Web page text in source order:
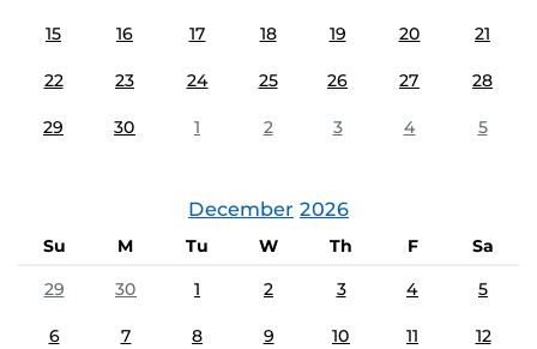
15 16 17 18 19 20 21
22 23 24 25 26 27 28
29 30 1 2 3 4 5
December 2026
Su M Tu W Th F
Sa
29
30 1 2 3 4 5
6 7 8 9 10 11 12